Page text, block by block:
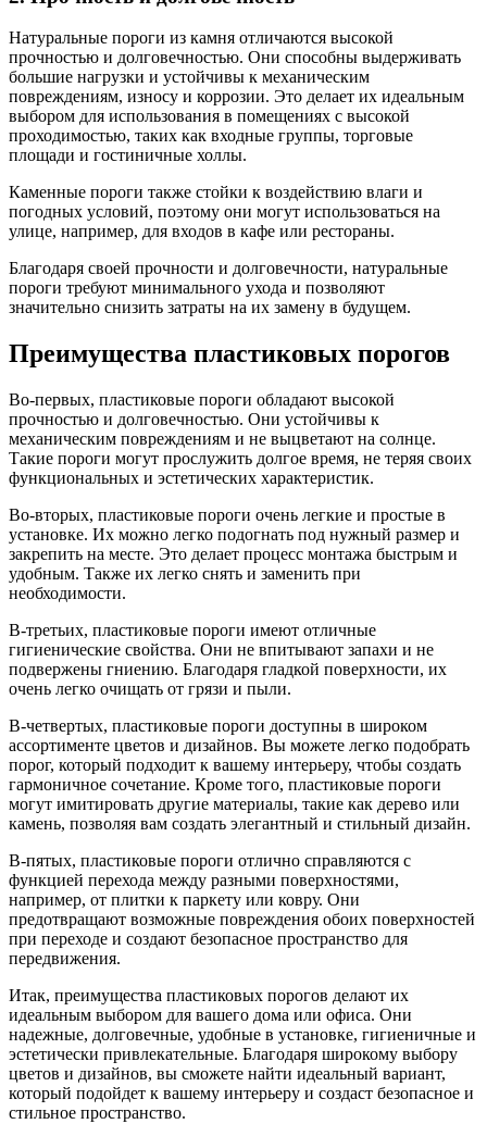
Натуральные пороги из камня отличаются высокой
прочностью и долговечностью. Они способны выдерживать
большие нагрузки и устойчивы к механическим
повреждениям, износу и коррозии. Это делает их идеальным
выбором для использования в помещениях с высокой
проходимостью, таких как входные группы, торговые
площади и гостиничные холлы.
Каменные пороги также стойки к воздействию влаги и
погодных условий, поэтому они могут использоваться на
улице, например, для входов в кафе или рестораны.
Благодаря своей прочности и долговечности, натуральные
пороги требуют минимального ухода и позволяют
значительно снизить затраты на их замену в будущем.
Преимущества пластиковых порогов
Во-первых, пластиковые пороги обладают высокой
прочностью и долговечностью. Они устойчивы к
механическим повреждениям и не выцветают на солнце.
Такие пороги могут прослужить долгое время, не теряя своих
функциональных и эстетических характеристик.
Во-вторых, пластиковые пороги очень легкие и простые в
установке. Их можно легко подогнать под нужный размер и
закрепить на месте. Это делает процесс монтажа быстрым и
удобным. Также их легко снять и заменить при
необходимости.
В-третьих, пластиковые пороги имеют отличные
гигиенические свойства. Они не впитывают запахи и не
подвержены гниению. Благодаря гладкой поверхности, их
очень легко очищать от грязи и пыли.
В-четвертых, пластиковые пороги доступны в широком
ассортименте цветов и дизайнов. Вы можете легко подобрать
порог, который подходит к вашему интерьеру, чтобы создать
гармоничное сочетание. Кроме того, пластиковые пороги
могут имитировать другие материалы, такие как дерево или
камень, позволяя вам создать элегантный и стильный дизайн.
В-пятых, пластиковые пороги отлично справляются с
функцией перехода между разными поверхностями,
например, от плитки к паркету или ковру. Они
предотвращают возможные повреждения обоих поверхностей
при переходе и создают безопасное пространство для
передвижения.
Итак, преимущества пластиковых порогов делают их
идеальным выбором для вашего дома или офиса. Они
надежные, долговечные, удобные в установке, гигиеничные и
эстетически привлекательные. Благодаря широкому выбору
цветов и дизайнов, вы сможете найти идеальный вариант,
который подойдет к вашему интерьеру и создаст безопасное и
стильное пространство.